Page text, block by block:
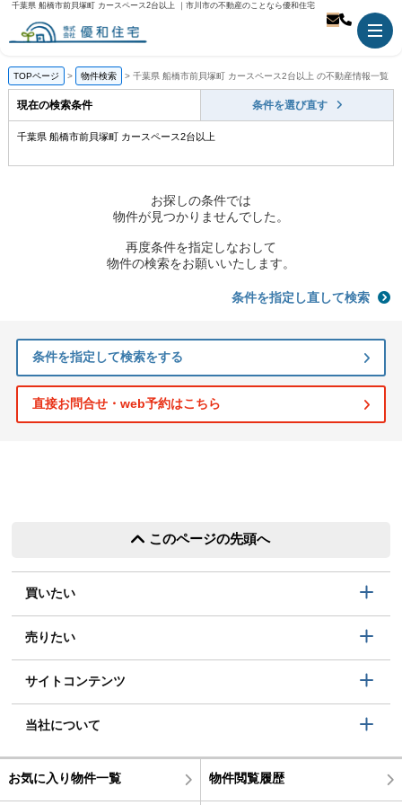
千葉県 船橋市前貝塚町 カースペース2台以上 ｜市川市の不動産のことなら優和住宅
TOPページ 物件検索 千葉県 船橋市前貝塚町 カースペース2台以上 の不動産情報一覧
現在の検索条件 条件を選び直す
千葉県 船橋市前貝塚町 カースペース2台以上
お探しの条件では
物件が見つかりませんでした。
再度条件を指定しなおして
物件の検索をお願いいたします。
条件を指定し直して検索
条件を指定して検索をする
直接お問合せ・web予約はこちら
このページの先頭へ
買いたい
売りたい
サイトコンテンツ
当社について
お気に入り物件一覧 物件閲覧履歴